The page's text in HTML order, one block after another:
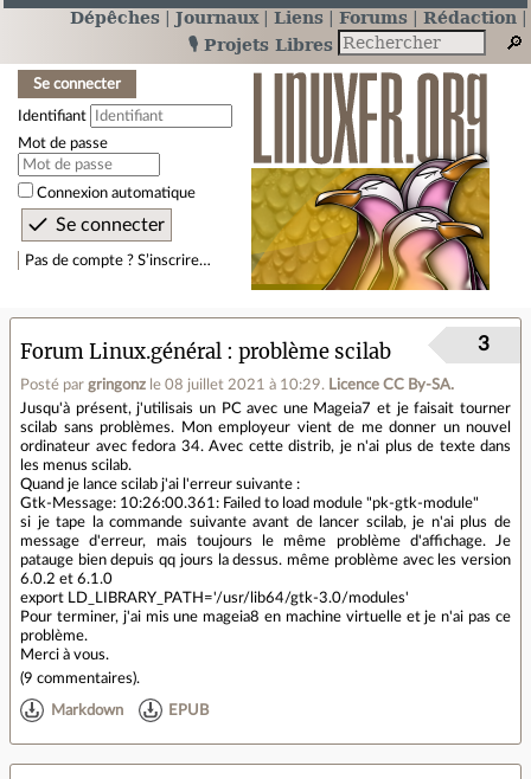
Dépêches Journaux Liens Forums
Rédaction
🎙️ Projets Libres
Se connecter
Identifiant
Mot de passe
Connexion automatique
Pas de compte ? S’inscrire…
Forum Linux.général problème scilab
Posté par gringonz le 08 juillet 2021 à 10:29. Licence CC By‑SA.
3
Jusqu'à présent, j'utilisais un PC avec une Mageia7 et je faisait tourner
scilab sans problèmes. Mon employeur vient de me donner un nouvel
ordinateur avec fedora 34. Avec cette distrib, je n'ai plus de texte dans
les menus scilab.
Quand je lance scilab j'ai l'erreur suivante :
Gtk-Message: 10:26:00.361: Failed to load module "pk-gtk-module"
si je tape la commande suivante avant de lancer scilab, je n'ai plus de
message d'erreur, mais toujours le même problème d'affichage. Je
patauge bien depuis qq jours la dessus. même problème avec les version
6.0.2 et 6.1.0
export LD_LIBRARY_PATH='/usr/lib64/gtk-3.0/modules'
Pour terminer, j'ai mis une mageia8 en machine virtuelle et je n'ai pas ce
problème.
Merci à vous.
(9 commentaires).
Markdown EPUB